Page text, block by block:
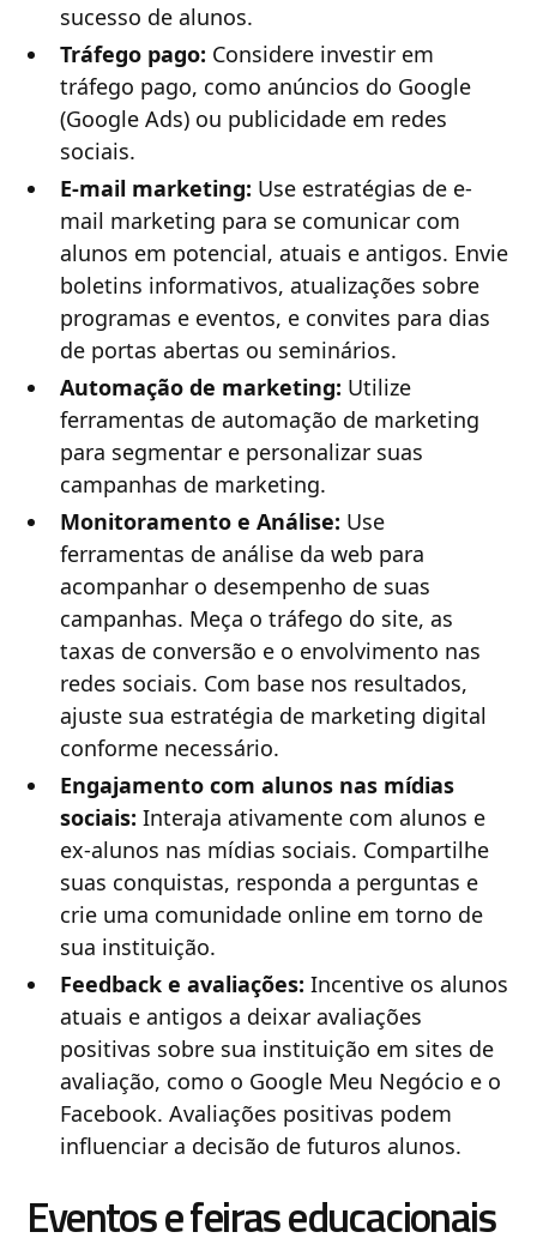
sucesso de alunos.
Tráfego pago: Considere investir em
tráfego pago, como anúncios do Google
(Google Ads) ou publicidade em redes
sociais.
E-mail marketing: Use estratégias de e-
mail marketing para se comunicar com
alunos em potencial, atuais e antigos. Envie
boletins informativos, atualizações sobre
programas e eventos, e convites para dias
de portas abertas ou seminários.
Automação de marketing: Utilize
ferramentas de automação de marketing
para segmentar e personalizar suas
campanhas de marketing.
Monitoramento e Análise: Use
ferramentas de análise da web para
acompanhar o desempenho de suas
campanhas. Meça o tráfego do site, as
taxas de conversão e o envolvimento nas
redes sociais. Com base nos resultados,
ajuste sua estratégia de marketing digital
conforme necessário.
Engajamento com alunos nas mídias
sociais: Interaja ativamente com alunos e
ex-alunos nas mídias sociais. Compartilhe
suas conquistas, responda a perguntas e
crie uma comunidade online em torno de
sua instituição.
Feedback e avaliações:Incentive os alunos
atuais e antigos a deixar avaliações
positivas sobre sua instituição em sites de
avaliação, como o Google Meu Negócio e o
Facebook. Avaliações positivas podem
influenciar a decisão de futuros alunos.
Eventos e feiras educacionais